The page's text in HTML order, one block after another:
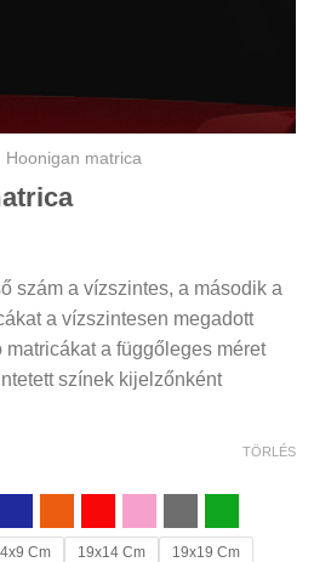
Hoonigan matrica
szám a vízszintes, a második a
a vízszintesen megadott
a függőleges méret
színek kijelzőnként
Cm 19x14 Cm
19x19 Cm
TÖRLÉS